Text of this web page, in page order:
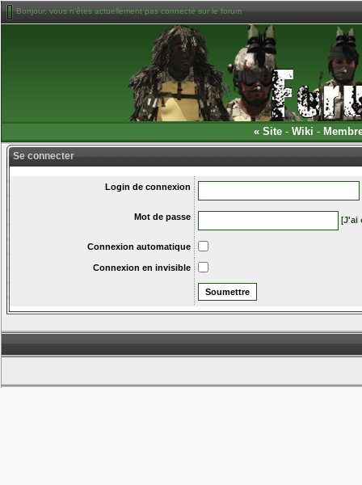
Bonjour, vous n'êtes actuellement pas connecté sur le forum
« Site - Wiki -
Se connecter
Login de connexion
Mot de passe [J'ai
Connexion automatique
Connexion en invisible